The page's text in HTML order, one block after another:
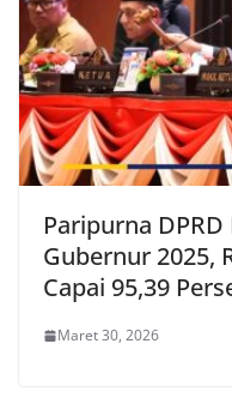
Paripurna
Gubernur 2025,
Capai 95,39
Maret 30, 2026